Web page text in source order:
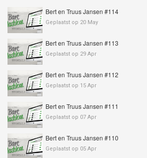
Bert en Truus Jansen #114
Geplaatst op 20 May
Bert en Truus Jansen #113
Geplaatst op 29 Apr
Bert en Truus Jansen #112
Geplaatst op 15 Apr
Bert en Truus Jansen #111
Geplaatst op 07 Apr
Bert en Truus Jansen #110
Geplaatst op 05 Apr